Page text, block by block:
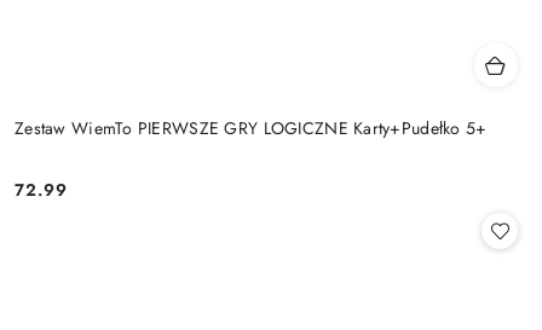
Zestaw WiemTo PIERWSZE GRY LOGICZNE Karty+Pudełko 5+
Cena:
72.99